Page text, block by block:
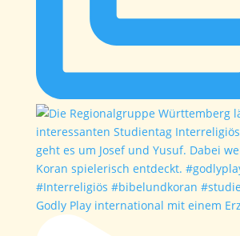
Godly Play international mit einem